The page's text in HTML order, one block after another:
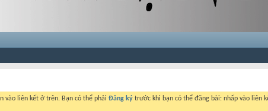
vào liên kết ở trên. Bạn có thể phải Đăng ký trước khi bạn có thể đăng bài: nhấp vào liên